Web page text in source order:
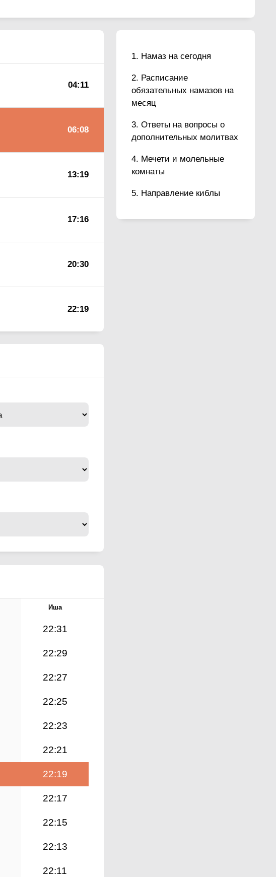
Намаз на сегодня
Расписание
обязательных намазов на
месяц
Ответы на вопросы о
дополнительных молитвах
Мечети и молельные
комнаты
Направление киблы
04:11
06:08
13:19
17:16
20:30
22:19
Иша
22:31
22:29
22:27
22:25
22:23
22:21
22:19
22:17
22:15
22:13
22:11